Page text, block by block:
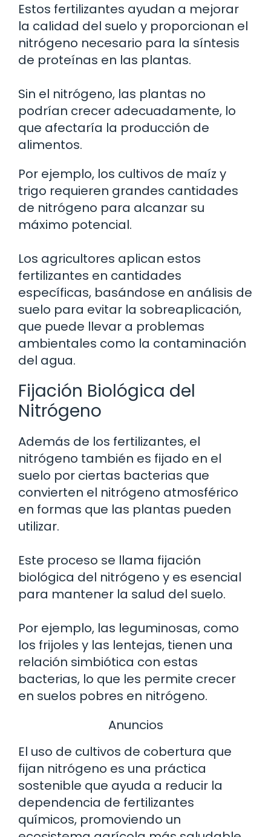
Estos fertilizantes ayudan a mejorar
la calidad del suelo y proporcionan el
nitrógeno necesario para la síntesis
de proteínas en las plantas.
Sin el nitrógeno, las plantas no
podrían crecer adecuadamente, lo
que afectaría la producción de
alimentos.
Por ejemplo, los cultivos de maíz y
trigo requieren grandes cantidades
de nitrógeno para alcanzar su
máximo potencial.
Los agricultores aplican estos
fertilizantes en cantidades
específicas, basándose en análisis de
suelo para evitar la sobreaplicación,
que puede llevar a problemas
ambientales como la contaminación
del agua.
Fijación Biológica del
Nitrógeno
Además de los fertilizantes, el
nitrógeno también es fijado en el
suelo por ciertas bacterias que
convierten el nitrógeno atmosférico
en formas que las plantas pueden
utilizar.
Este proceso se llama fijación
biológica del nitrógeno y es esencial
para mantener la salud del suelo.
Por ejemplo, las leguminosas, como
los frijoles y las lentejas, tienen una
relación simbiótica con estas
bacterias, lo que les permite crecer
en suelos pobres en nitrógeno.
Anuncios
El uso de cultivos de cobertura que
fijan nitrógeno es una práctica
sostenible que ayuda a reducir la
dependencia de fertilizantes
químicos, promoviendo un